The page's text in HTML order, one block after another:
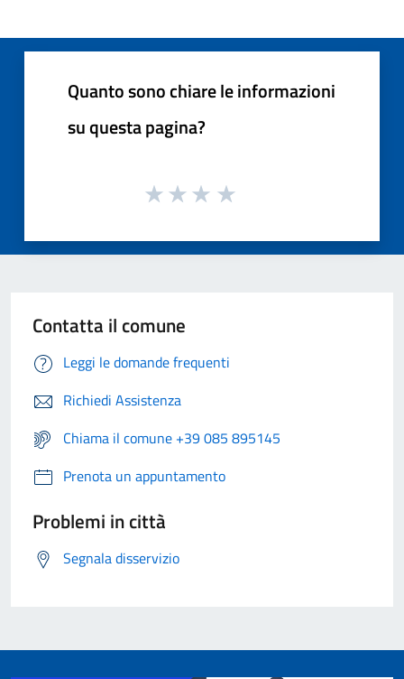
Quanto sono chiare le informazioni
su questa pagina?
Contatta il comune
Leggi le domande frequenti
Richiedi Assistenza
Chiama il comune +39 085 895145
Prenota un appuntamento
Problemi in città
Segnala disservizio